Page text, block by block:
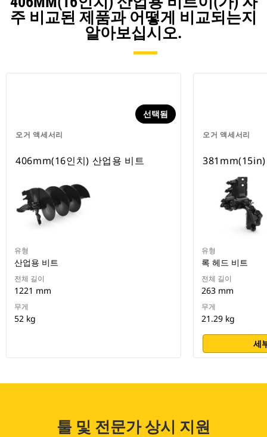
주 비교된 제품과 어떻게 비교되는지
알아보십시오.
오거 액세서리
선택됨
406mm(16인치) 산업용 비트
유형
산업용 비트
전체 길이
1221 mm
무게
52 kg
오거 액세서리
381mm(15in)
유형
록 헤드 비트
전체 길이
263 mm
무게
21.29 kg
세
툴 및 전문가 상시 지원